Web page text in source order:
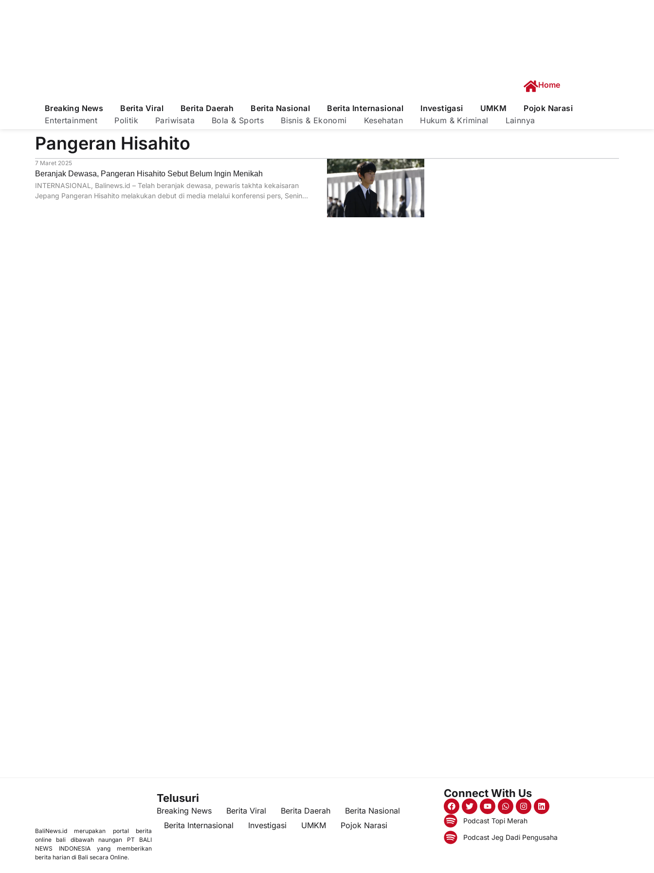
Home
Breaking News Berita Viral Berita Daerah Berita Nasional Berita Internasional Investigasi UMKM
Pojok Narasi
Entertainment
Politik Pariwisata Bola & Sports Bisnis & Ekonomi Kesehatan Hukum & Kriminal Lainnya
Pangeran Hisahito
7 Maret 2025
Beranjak Dewasa, Pangeran Hisahito Sebut Belum Ingin Menikah
INTERNASIONAL, Balinews.id – Telah beranjak dewasa, pewaris takhta kekaisaran
Jepang Pangeran Hisahito melakukan debut di media melalui konferensi pers, Senin…
BaliNews.id merupakan portal berita
online bali dibawah naungan PT BALI
NEWS INDONESIA yang memberikan
berita harian di Bali secara Online.
Telusuri
Breaking News Berita Viral Berita Daerah
Berita Nasional
Berita Internasional
Investigasi UMKM Pojok Narasi
Connect With Us
Podcast Topi Merah
Podcast Jeg Dadi Pengusaha